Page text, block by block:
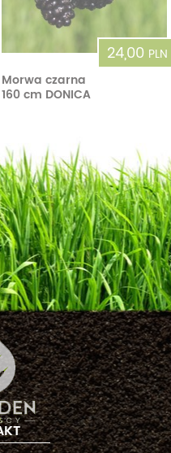
24,00 PLN
Morwa czarna
160 cm DONICA